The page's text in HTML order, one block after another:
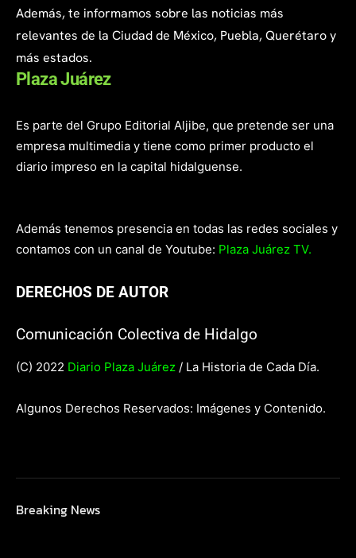
Además, te informamos sobre las noticias más
relevantes de la Ciudad de México, Puebla, Querétaro y
más estados.
Plaza Juárez
Es parte del Grupo Editorial Aljibe, que pretende ser una
empresa multimedia y tiene como primer producto el
diario impreso en la capital hidalguense.
Además tenemos presencia en todas las redes sociales y
contamos con un canal de Youtube: Plaza Juárez TV.
DERECHOS DE AUTOR
Comunicación Colectiva de Hidalgo
(C) 2022 Diario Plaza Juárez / La Historia de Cada Día.
Algunos Derechos Reservados: Imágenes y Contenido.
Breaking News